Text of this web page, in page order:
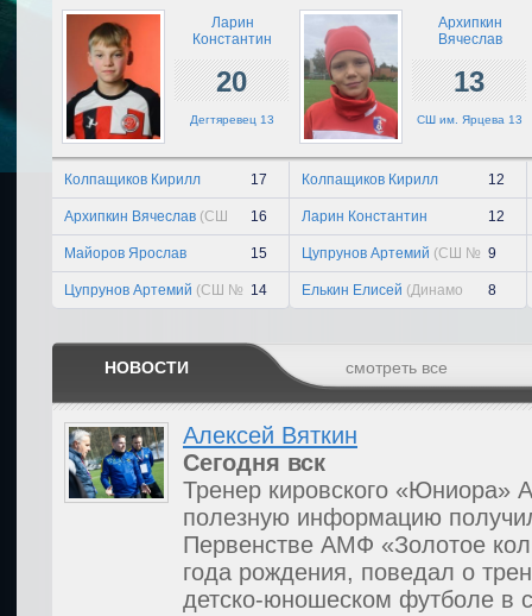
Ларин
Константин
20
Дегтяревец 13
Колпащиков Кирилл
(Сборная Кировской
области 13)
17
Архипкин Вячеслав (СШ
им. Ярцева 13)
16
Майоров Ярослав
(Дегтяревец 13)
15
Цупрунов Артемий (СШ №
6 - 1 13)
14
Архипкин
Вячеслав
13
СШ им. Ярцева 13
Колпащиков Кирилл
(Сборная Кировской
области 13)
12
Ларин Константин
(Дегтяревец 13)
12
Цупрунов Артемий (СШ №
6 - 1 13)
9
Елькин Елисей (Динамо
Киров синие 13)
8
НОВОСТИ смотреть все
Алексей Вяткин
Сегодня вск
Тренер кировского «Юниора»
полезную информацию
Первенстве АМФ «Золотое
года рождения, поведал о
детско-юношеском футболе в